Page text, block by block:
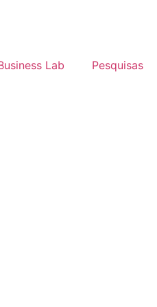
Lab Pesquisas